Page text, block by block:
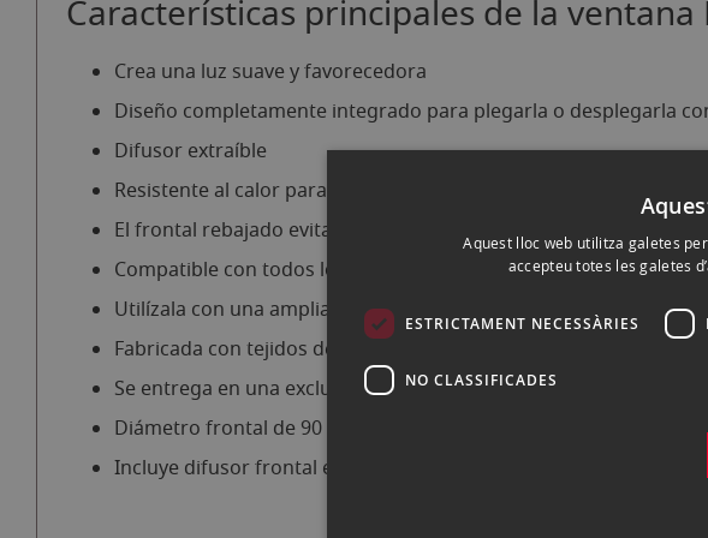
Características principales de la
Crea una luz suave y favorecedora
Diseño completamente integrado para plegarla o desplegarla
Difusor extraíble
Resistente al calor para su uso con luces halógenas (hasta un
El frontal rebajado evita sombras y puntos sobreexpuestos
Compatible con todos los cabezales de flash de 100 mm, así
Utilízala con una amplia gama de accesorios
Fabricada con tejidos de alta calidad
Se entrega en una exclusiva bolsa de tela
Diámetro frontal de 90 cm
Incluye difusor frontal e interior
Aquest lloc web utilitza galetes
accepteu totes les galetes
ESTRICTAMENT NECESSÀRIES
NO CLASSIFICADES